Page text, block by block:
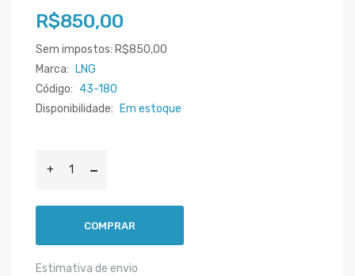
R$850,00
Sem impostos: R$850,00
Marca:
LNG
Código: 43-180
Disponibilidade:
Em estoque
COMPRAR
Estimativa de envio